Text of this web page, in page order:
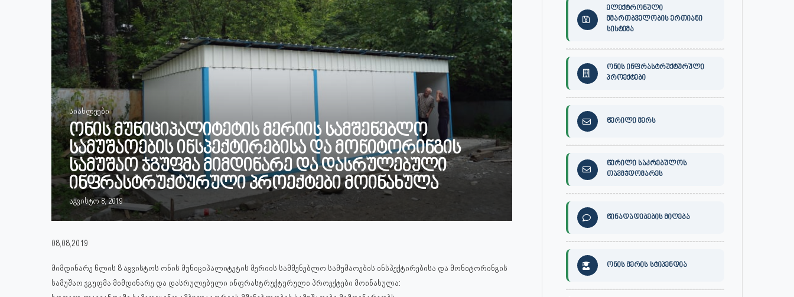
სიახლეები
ონის მუნიციპალიტეტის მერიის სამშენებლო
სამუშაოების ინსპექტირებისა და მონიტორინგის
სამუშაო ჯგუფმა მიმდინარე და დასრულებული
ინფრასტრუქტურული პროექტები მოინახულა
აგვისტო 8, 2019
08,08,2019
მიმდინარე წლის 8 აგვისტოს ონის მუნიციპალიტეტის მერიის სამშენებლო სამუშაოების ინსპექტირებისა და მონიტორინგის
სამუშაო ჯგუფმა მიმდინარე და დასრულებული ინფრასტრუქტურული პროექტები მოინახულა:
ელექტრონული
მმართბველობის ერთიანი
სისტემა
ონის ინფრასტრუქტურული
პროექტები
წერილი მერს
წერილი საკრებულოს
თავმჯდომარეს
წინადადებების მიღება
ონის მერის სტიპენდია